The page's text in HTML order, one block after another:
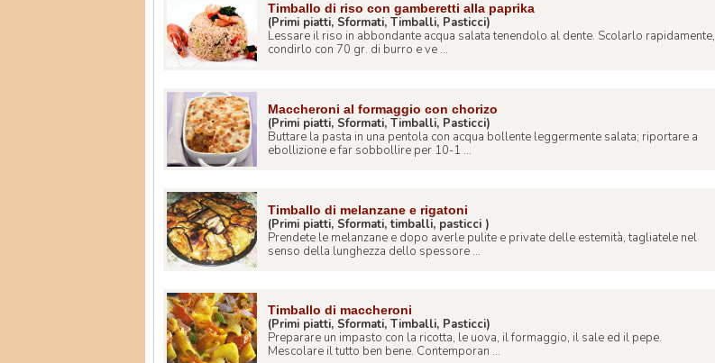
Timballo di riso con gamberetti alla paprika
(Primi piatti, Sformati, Timballi, Pasticci)
Lessare il riso in abbondante acqua salata tenendolo al dente. Scolarlo rapidamente,
condirlo con 70 gr. di burro e ve ...
Maccheroni al formaggio con chorizo
(Primi piatti, Sformati, Timballi, Pasticci)
Buttare la pasta in una pentola con acqua bollente leggermente salata; riportare a
ebollizione e far sobbollire per 10-1 ...
Timballo di melanzane e rigatoni
(Primi piatti, Sformati, timballi, pasticci )
Prendete le melanzane e dopo averle pulite e private delle estemità, tagliatele nel
senso della lunghezza dello spessore ...
Timballo di maccheroni
(Primi piatti, Sformati, Timballi, Pasticci)
Preparare un impasto con la ricotta, le uova, il formaggio, il sale ed il pepe.
Mescolare il tutto ben bene. Contemporan ...